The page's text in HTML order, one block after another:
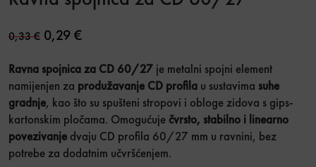
0,33€ Original price was: 0,33 €.
0,29€Current price is: 0,29 €.
Ravna spojnica za CD 60/27 je metalni spojni element
namijenjen za produžavanje CD profila u sustavima suhe
gradnje, kao što su spušteni stropovi i obloge zidova s gips-
kartonskim pločama. Omogućuje čvrsto, stabilno i linearno
povezivanje dvaju CD profila 60/27 mm u ravnini, bez
potrebe za dodatnim učvršćenjem.